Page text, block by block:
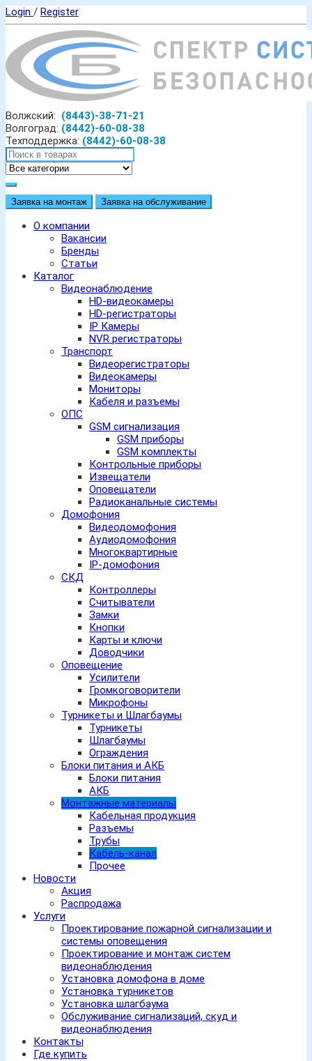
Login / Register
Волжский: (8443)-38-71-21
Волгоград: (8442)-60-08-38
Техподдержка: (8442)-60-08-38
Заявка на монтаж Заявка на обслуживание
О компании
Вакансии
Бренды
Статьи
Каталог
Видеонаблюдение
HD-видеокамеры
HD-регистраторы
IP Камеры
NVR регистраторы
Транспорт
Видеорегистраторы
Видеокамеры
Мониторы
Кабеля и разъемы
ОПС
GSM сигнализация
GSM приборы
GSM комплекты
Контрольные приборы
Извещатели
Оповещатели
Радиоканальные системы
Домофония
Видеодомофония
Аудиодомофония
Многоквартирные
IP-домофония
СКД
Контроллеры
Считыватели
Замки
Кнопки
Карты и ключи
Доводчики
Оповещение
Усилители
Громкоговорители
Микрофоны
Турникеты и Шлагбаумы
Турникеты
Шлагбаумы
Ограждения
Блоки питания и АКБ
Блоки питания
АКБ
Монтажные материалы
Кабельная продукция
Разъемы
Трубы
Кабель-канал
Прочее
Новости
Акция
Распродажа
Услуги
Проектирование пожарной сигнализации и
системы оповещения
Проектирование и монтаж систем
видеонаблюдения
Установка домофона в доме
Установка турникетов
Установка шлагбаума
Обслуживание сигнализаций, скуд и
видеонаблюдения
Контакты
Где купить